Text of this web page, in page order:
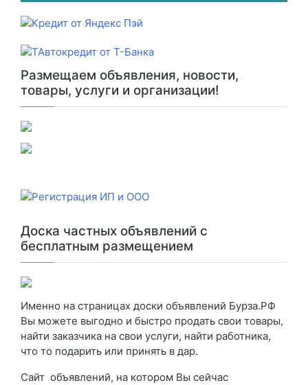
Размещаем объявления, новости,
товары, услуги и организации!
Доска частных объявлений с
бесплатным размещением
Именно на страницах доски объявлений Бурза.РФ
Вы можете выгодно и быстро продать свои товары,
найти заказчика на свои услуги, найти работника,
что то подарить или принять в дар.
Сайт объявлений, на котором Вы сейчас